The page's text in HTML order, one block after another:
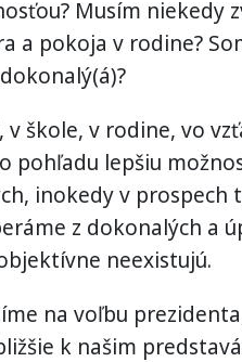
Musím niekedy
a pokoja v rodine?
škole, v rodine, vo
pohľadu lepšiu
inokedy v prospech
z dokonalých a
neexistujú.
na voľbu
k našim